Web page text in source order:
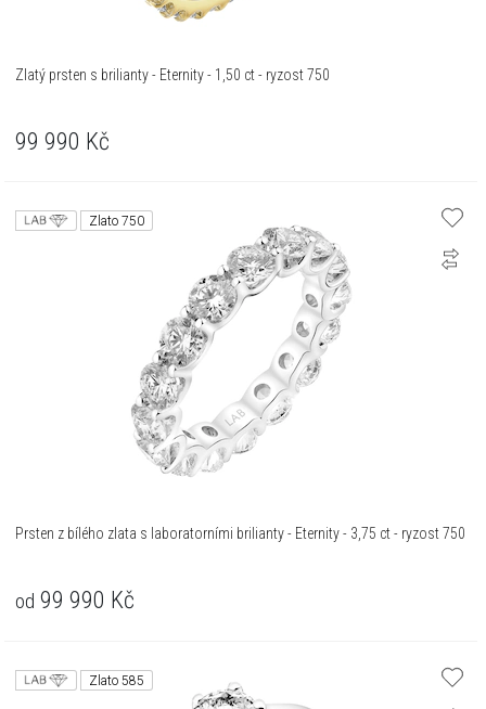
Zlatý prsten s brilianty - Eternity - 1,50 ct - ryzost 750
99 990 Kč
Zlato 750
Prsten z bílého zlata s laboratorními brilianty - Eternity - 3,75 ct - ryzost 750
od 99 990 Kč
Zlato 585